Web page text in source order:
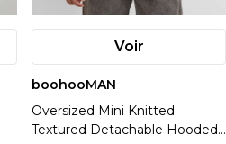
Voir
boohooMAN
Oversized Mini Knitted
Textured Detachable Hooded